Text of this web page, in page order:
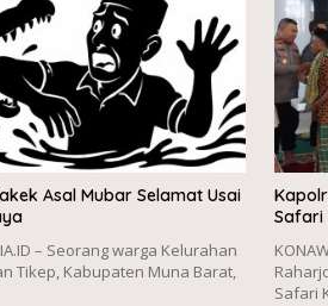
Asal Mubar Selamat Usai
– Seorang warga Kelurahan
Tikep, Kabupaten Muna Barat,
Safari
Safari